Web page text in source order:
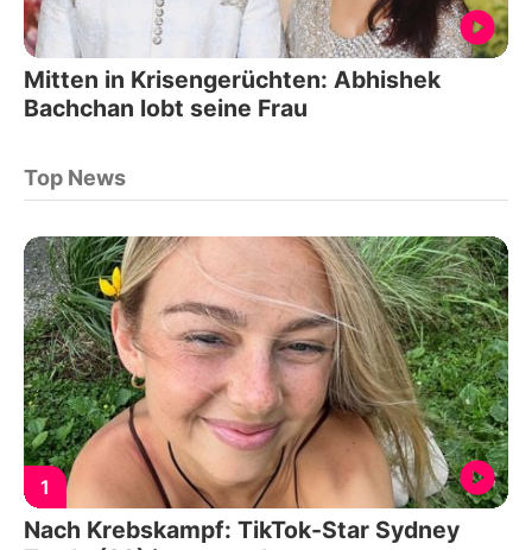
Mitten in Krisengerüchten: Abhishek
Bachchan lobt seine Frau
Top News
1
Nach Krebskampf: TikTok-Star Sydney